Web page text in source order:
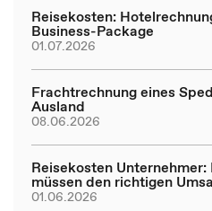
Reisekosten:
Business-Package
01.07.2026
Frachtrechnung eines
Ausland
08.06.2026
Reisekosten
müssen den richtigen
01.06.2026